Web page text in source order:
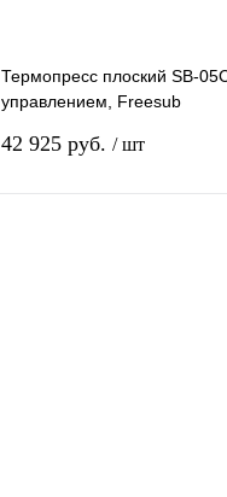
Термопресс плоский SB-
управлением, Freesub
42 925 руб. / шт